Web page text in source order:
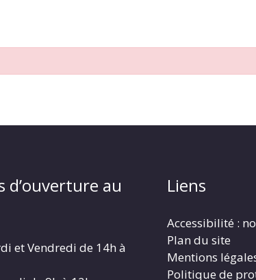
d’ouverture au
et Vendredi de 14h à
Liens
Accessibilité :
Plan du site
Mentions
Politique de